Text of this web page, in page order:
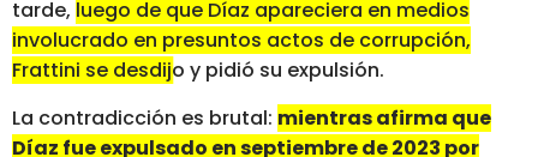
tarde, luego de que Díaz apareciera en medios
involucrado en presuntos actos de corrupción,
Frattini se desdijo y pidió su expulsión.
La contradicción es brutal: mientras afirma que
Díaz fue expulsado en septiembre de 2023 por